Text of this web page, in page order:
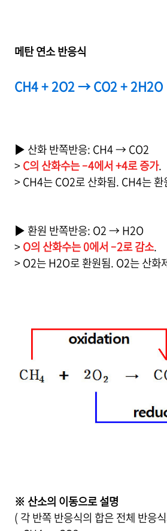
메탄 연소 반응식
CH4 + 2O2 → CO2 + 2H2O
▶ 산화 반쪽반응: CH4 → CO2
>C의 산화수는 –4에서 +4로 증가.
> CH4는 CO2로 산화됨. CH4는 환
▶ 환원 반쪽반응: O2 → H2O
>O의 산화수는 0에서 –2로 감소.
> O2는 H2O로 환원됨. O2는 산화
※ 산소의 이동으로 설명
( 각 반쪽 반응식의 합은 전체 반응